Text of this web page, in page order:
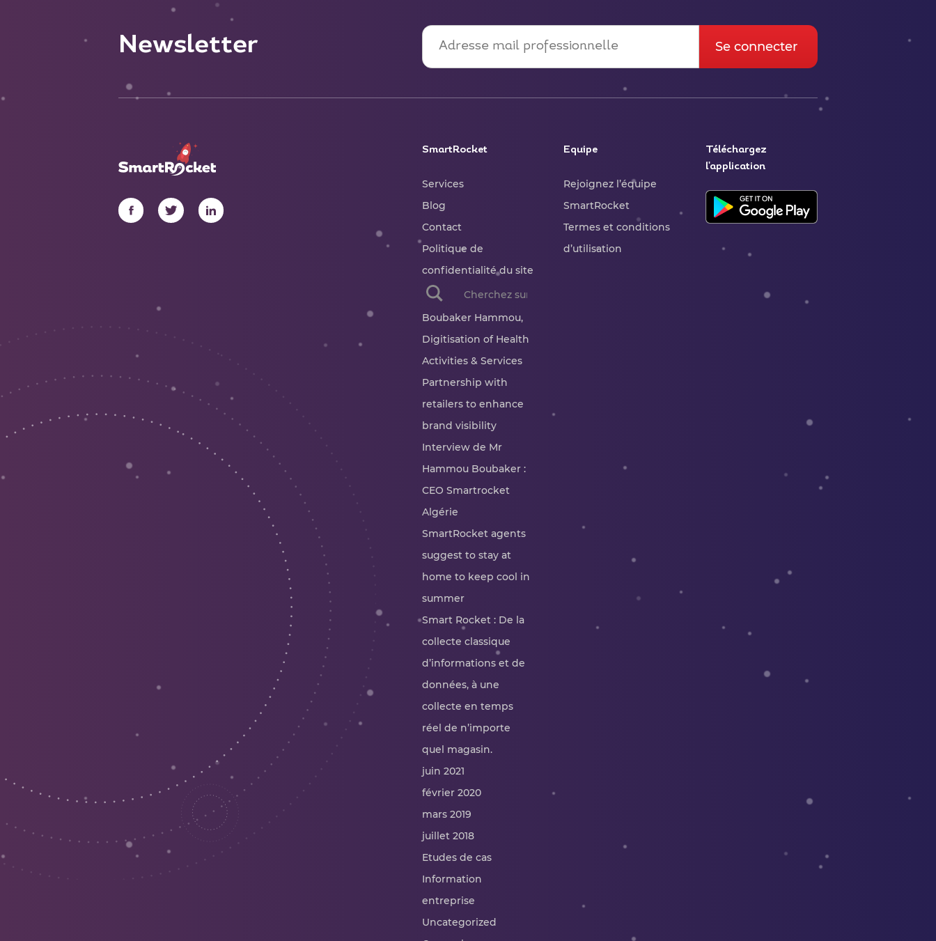
Newsletter
SmartRocket
Services
Blog
Contact
Politique de
confidentialité du site
When autocomplete results are available use up and down arrows to review and enter to go to
Boubaker Hammou,
Digitisation of Health
Activities & Services
Partnership with
retailers to enhance
brand visibility
Interview de Mr
Hammou Boubaker :
CEO Smartrocket
Algérie
SmartRocket agents
suggest to stay at
home to keep cool in
summer
Smart Rocket : De la
collecte classique
d’informations et de
données, à une
collecte en temps
réel de n’importe
quel magasin.
juin 2021
février 2020
mars 2019
juillet 2018
Etudes de cas
Information
entreprise
Uncategorized
Equipe
Rejoignez l’équipe
SmartRocket
Termes et conditions
d’utilisation
Téléchargez
l'application